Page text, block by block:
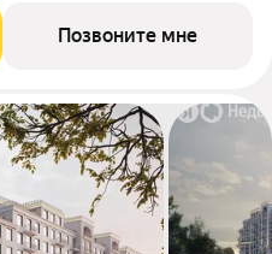
Позвоните мне